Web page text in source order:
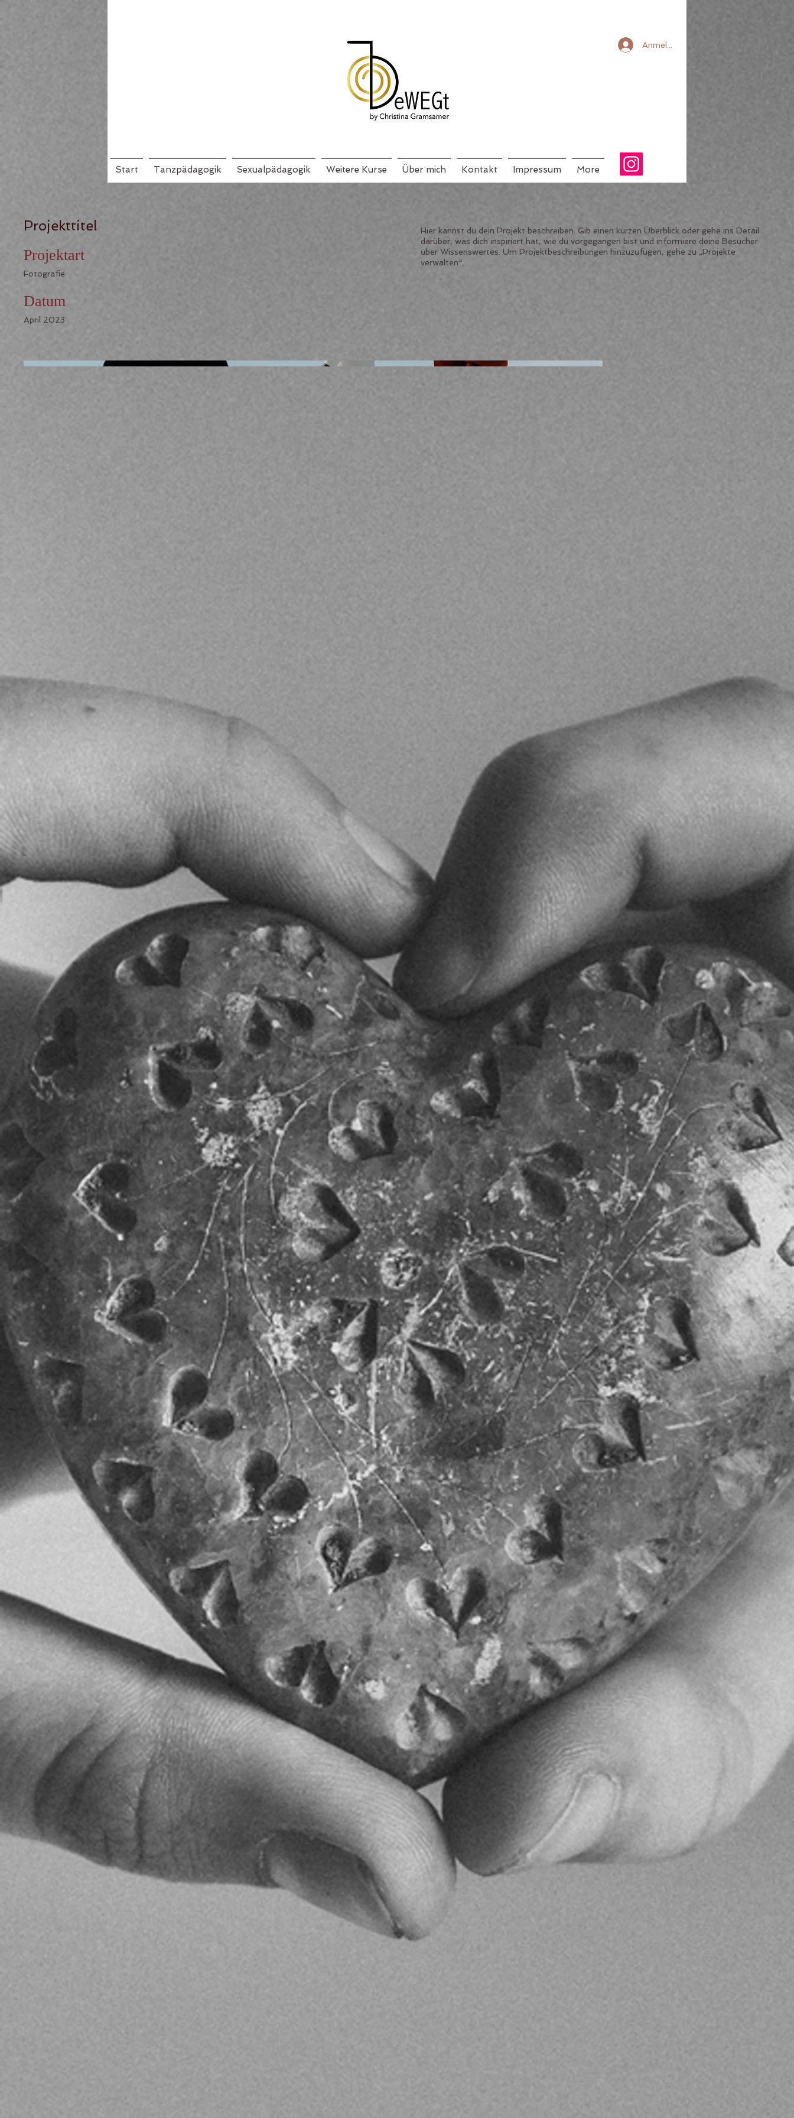
Start Tanzpädagogik Sexualpädagogik Weitere Kurse Über mich Kontakt Impressum More
Anmelden
Projekttitel
Projektart
Fotografie
Datum
April 2023
Hier kannst du dein Projekt beschreiben. Gib einen kurzen Überblick oder gehe ins Detail
darüber, was dich inspiriert hat, wie du vorgegangen bist und informiere deine Besucher
über Wissenswertes. Um Projektbeschreibungen hinzuzufügen, gehe zu „Projekte
verwalten“.